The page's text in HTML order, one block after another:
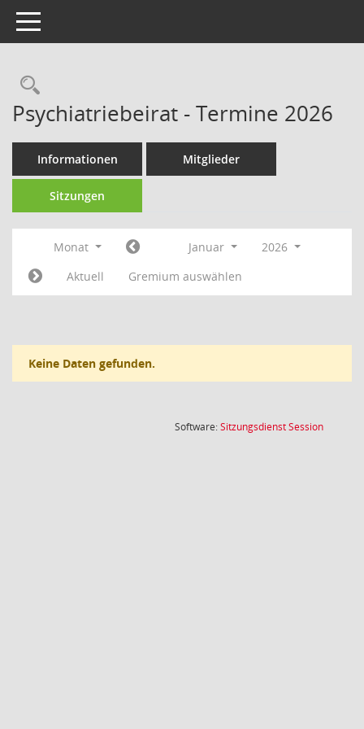
Toggle navigation
Rechercheauswahl
Psychiatriebeirat - Termine 2026
Informationen Mitglieder
Sitzungen
Monat Januar
2026
Aktuell
Gremium auswählen
Keine Daten gefunden.
Software:SitzungsdienstSession(Wird in